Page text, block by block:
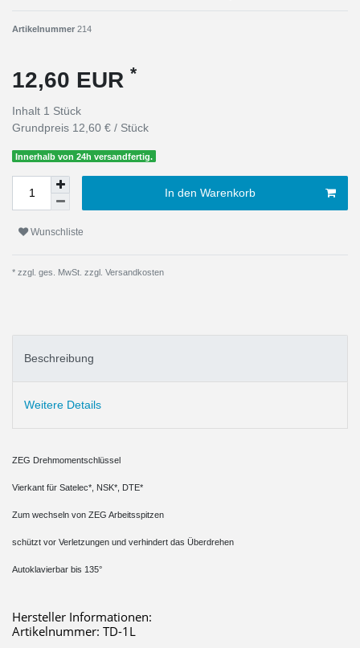
Artikelnummer 214
12,60 EUR *
Inhalt 1 Stück
Grundpreis 12,60 € / Stück
Innerhalb von 24h versandfertig.
In den Warenkorb
Wunschliste
* zzgl. ges. MwSt. zzgl. Versandkosten
Beschreibung
Weitere Details
ZEG Drehmomentschlüssel
Vierkant für Satelec*, NSK*, DTE*
Zum wechseln von ZEG Arbeitsspitzen
schützt vor Verletzungen und verhindert das Überdrehen
Autoklavierbar bis 135°
Hersteller Informationen:
Artikelnummer: TD-1L